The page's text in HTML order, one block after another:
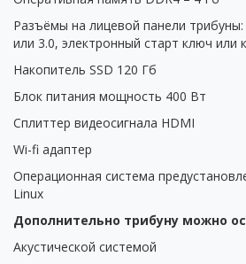
Разъёмы на лицевой панели трибуны:
или 3.0, электронный старт ключ или
Накопитель SSD 120 Гб
Блок питания мощность 400 Вт
Сплиттер видеосигнала HDMI
Wi-fi адаптер
Операционная система
Linux
Дополнительно трибуну можно
Акустической системой